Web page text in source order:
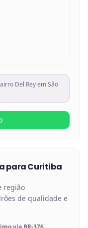
Del Rey em São
paraCuritiba
região
de qualidade e